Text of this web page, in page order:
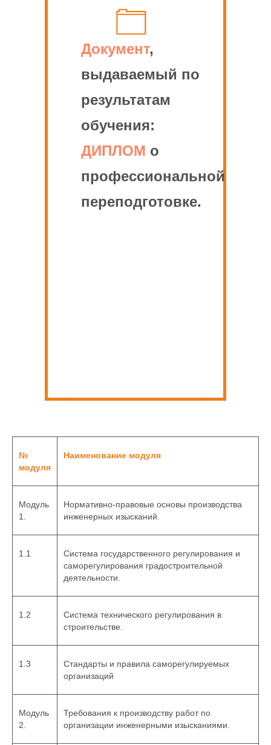
Документ,
выдаваемый по
результатам
обучения:
ДИПЛОМ о
профессиональной
переподготовке.
№
модуля
Наименование модуля
Модуль
1.
Нормативно-правовые основы производства
инженерных изысканий.
1.1
Система государственного регулирования и
саморегулирования градостроительной
деятельности.
1.2
Система технического регулирования в
строительстве.
1.3
Стандарты и правила саморегулируемых
организаций
Модуль
2.
Требования к производству работ по
организации инженерными изысканиями.